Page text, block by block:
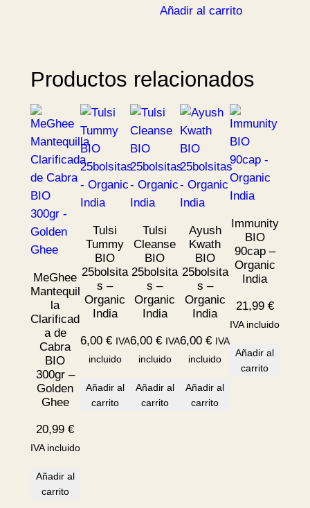
Añadir al carrito
Productos relacionados
MeGhee
Mantequil
la
Clarificad
a de
Cabra
BIO
300gr –
Golden
Ghee
20,99€
IVA incluido
Añadir al
carrito
Tulsi
Tummy
BIO
25bolsita
s –
Organic
India
6,00 € IVA
incluido
Añadir al
carrito
Tulsi
Cleanse
BIO
25bolsita
s –
Organic
India
6,00 € IVA
incluido
Añadir al
carrito
Ayush
Kwath
BIO
25bolsita
s –
Organic
India
6,00€ IVA
incluido
Añadir al
carrito
Immunity
BIO
90cap –
Organic
India
21,99 €
IVA incluido
Añadir al
carrito